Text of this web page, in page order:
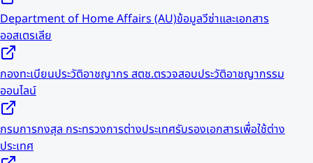
Department of Home Affairs (AU)ข้อมูลวีซ่าและเอกสาร
ออสเตรเลีย
กองทะเบียนประวัติอาชญากร สตช.ตรวจสอบประวัติอาชญากรรม
ออนไลน์
กรมการกงสุล กระทรวงการต่างประเทศรับรองเอกสารเพื่อใช้ต่าง
ประเทศ